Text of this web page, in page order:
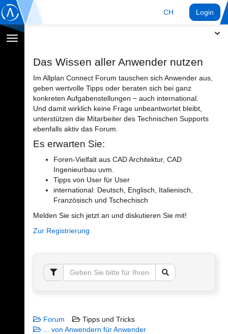
CH Login
Navigation
Das Wissen aller Anwender nutzen
Im Allplan Connect Forum tauschen sich Anwender aus,
geben wertvolle Tipps oder beraten sich bei ganz
konkreten Aufgabenstellungen − auch international.
Und damit wirklich keine Frage unbeantwortet bleibt,
unterstützen die Mitarbeiter des Technischen Supports
ebenfalls aktiv das Forum.
Es erwarten Sie:
Foren-Vielfalt aus CAD Architektur, CAD
Ingenieurbau uvm.
Tipps von User für User
international: Deutsch, Englisch, Italienisch,
Französisch und Tschechisch
Melden Sie sich jetzt an und diskutieren Sie mit!
Zur Registrierung
Forum
Tipps und Tricks
... von Anwendern für Anwender